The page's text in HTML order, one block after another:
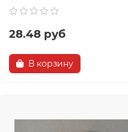
28.48 руб
В корзину